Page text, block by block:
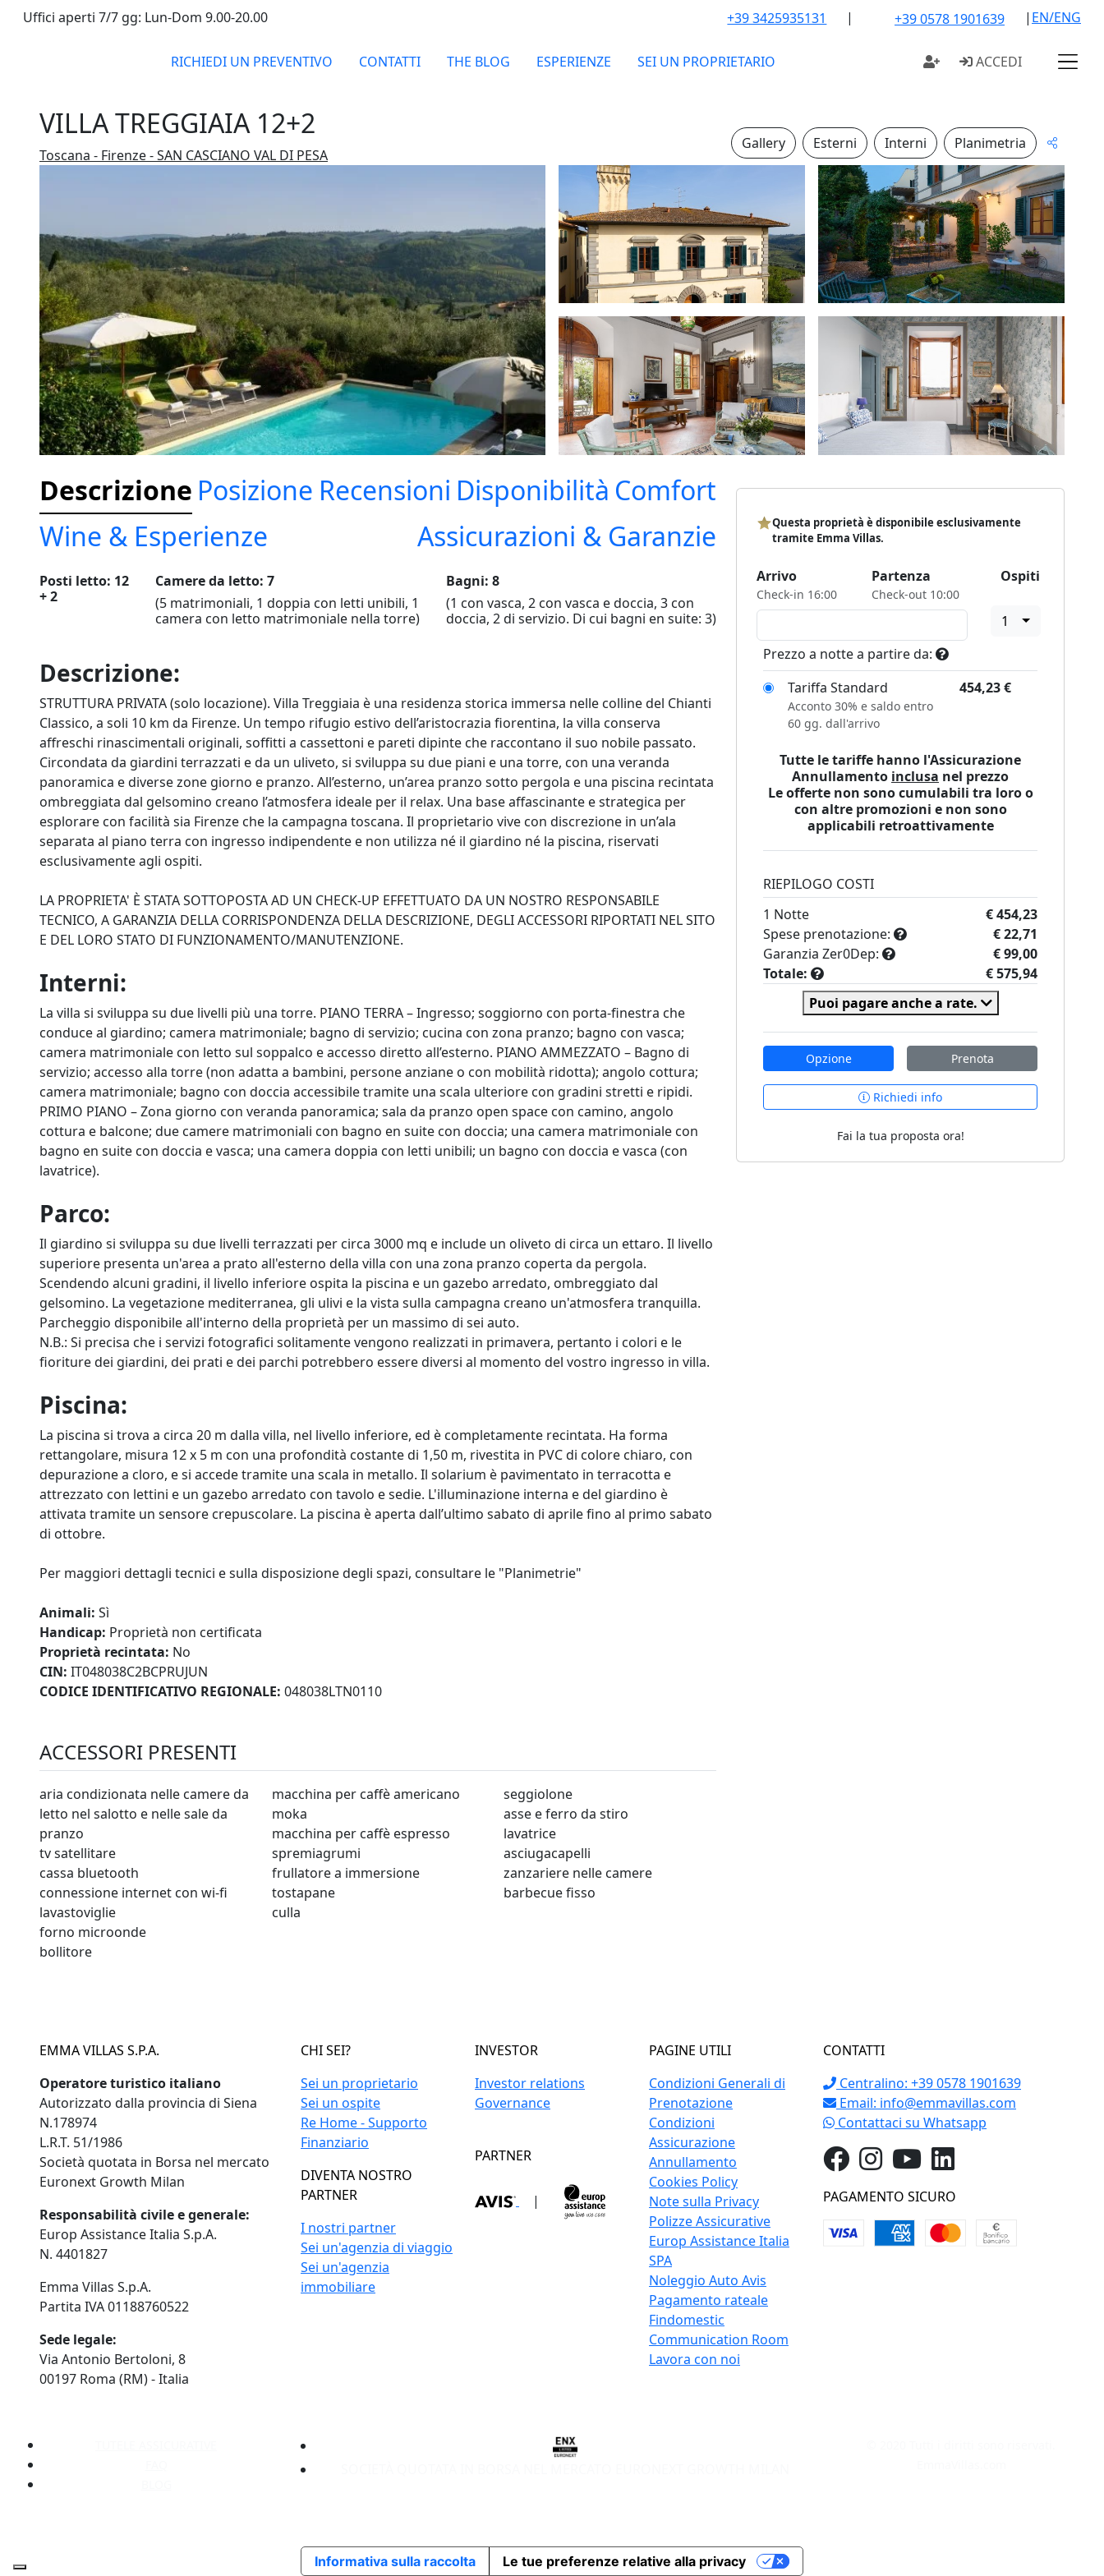
Uffici aperti 7/7 gg: Lun-Dom 9.00-20.00 +39 3425935131 | +39 0578 1901639 | EN/ENG
RICHIEDI UN PREVENTIVO CONTATTI THE BLOG ESPERIENZE SEI UN PROPRIETARIO ACCEDI
VILLA TREGGIAIA 12+2
Toscana - Firenze - SAN CASCIANO VAL DI PESA
Gallery Esterni Interni Planimetria
Descrizione Posizione Recensioni Disponibilità Comfort
Wine & Esperienze
Assicurazioni & Garanzie
Posti letto: 12
+ 2
Camere da letto: 7
(5 matrimoniali, 1 doppia con letti unibili, 1
camera con letto matrimoniale nella torre)
Bagni: 8
(1 con vasca, 2 con vasca e doccia, 3 con
doccia, 2 di servizio. Di cui bagni en suite: 3)
Descrizione:
STRUTTURA PRIVATA (solo locazione). Villa Treggiaia è una residenza storica immersa nelle colline del Chianti
Classico, a soli 10 km da Firenze. Un tempo rifugio estivo dell’aristocrazia fiorentina, la villa conserva
affreschi rinascimentali originali, soffitti a cassettoni e pareti dipinte che raccontano il suo nobile passato.
Circondata da giardini terrazzati e da un uliveto, si sviluppa su due piani e una torre, con una veranda
panoramica e diverse zone giorno e pranzo. All’esterno, un’area pranzo sotto pergola e una piscina recintata
ombreggiata dal gelsomino creano l’atmosfera ideale per il relax. Una base affascinante e strategica per
esplorare con facilità sia Firenze che la campagna toscana. Il proprietario vive con discrezione in un’ala
separata al piano terra con ingresso indipendente e non utilizza né il giardino né la piscina, riservati
esclusivamente agli ospiti.
LA PROPRIETA' È STATA SOTTOPOSTA AD UN CHECK-UP EFFETTUATO DA UN NOSTRO RESPONSABILE
TECNICO, A GARANZIA DELLA CORRISPONDENZA DELLA DESCRIZIONE, DEGLI ACCESSORI RIPORTATI NEL SITO
E DEL LORO STATO DI FUNZIONAMENTO/MANUTENZIONE.
Interni:
La villa si sviluppa su due livelli più una torre. PIANO TERRA – Ingresso; soggiorno con porta-finestra che
conduce al giardino; camera matrimoniale; bagno di servizio; cucina con zona pranzo; bagno con vasca;
camera matrimoniale con letto sul soppalco e accesso diretto all’esterno. PIANO AMMEZZATO – Bagno di
servizio; accesso alla torre (non adatta a bambini, persone anziane o con mobilità ridotta); angolo cottura;
camera matrimoniale; bagno con doccia accessibile tramite una scala ulteriore con gradini stretti e ripidi.
PRIMO PIANO – Zona giorno con veranda panoramica; sala da pranzo open space con camino, angolo
cottura e balcone; due camere matrimoniali con bagno en suite con doccia; una camera matrimoniale con
bagno en suite con doccia e vasca; una camera doppia con letti unibili; un bagno con doccia e vasca (con
lavatrice).
Parco:
Il giardino si sviluppa su due livelli terrazzati per circa 3000 mq e include un oliveto di circa un ettaro. Il livello
superiore presenta un'area a prato all'esterno della villa con una zona pranzo coperta da pergola.
Scendendo alcuni gradini, il livello inferiore ospita la piscina e un gazebo arredato, ombreggiato dal
gelsomino. La vegetazione mediterranea, gli ulivi e la vista sulla campagna creano un'atmosfera tranquilla.
Parcheggio disponibile all'interno della proprietà per un massimo di sei auto.
N.B.: Si precisa che i servizi fotografici solitamente vengono realizzati in primavera, pertanto i colori e le
fioriture dei giardini, dei prati e dei parchi potrebbero essere diversi al momento del vostro ingresso in villa.
Piscina:
La piscina si trova a circa 20 m dalla villa, nel livello inferiore, ed è completamente recintata. Ha forma
rettangolare, misura 12 x 5 m con una profondità costante di 1,50 m, rivestita in PVC di colore chiaro, con
depurazione a cloro, e si accede tramite una scala in metallo. Il solarium è pavimentato in terracotta e
attrezzato con lettini e un gazebo arredato con tavolo e sedie. L'illuminazione interna e del giardino è
attivata tramite un sensore crepuscolare. La piscina è aperta dall’ultimo sabato di aprile fino al primo sabato
di ottobre.
Per maggiori dettagli tecnici e sulla disposizione degli spazi, consultare le "Planimetrie"
Animali: Sì
Handicap: Proprietà non certificata
Proprietà recintata: No
CIN: IT048038C2BCPRUJUN
CODICE IDENTIFICATIVO REGIONALE: 048038LTN0110
ACCESSORI PRESENTI
aria condizionata nelle camere da
letto nel salotto e nelle sale da
pranzo
tv satellitare
cassa bluetooth
connessione internet con wi-fi
lavastoviglie
forno microonde
bollitore
macchina per caffè americano
moka
macchina per caffè espresso
spremiagrumi
frullatore a immersione
tostapane
culla
seggiolone
asse e ferro da stiro
lavatrice
asciugacapelli
zanzariere nelle camere
barbecue fisso
Questa proprietà è disponibile esclusivamente
tramite Emma Villas.
Arrivo
Check-in 16:00
Partenza
Check-out 10:00
Ospiti
1
Prezzo a notte a partire da:
Tariffa Standard
454,23€
Acconto 30% e saldo entro
60 gg. dall'arrivo
Tutte le tariffe hanno l'Assicurazione
Annullamento inclusa nel prezzo
Le offerte non sono cumulabili tra loro o
con altre promozioni e non sono
applicabili retroattivamente
RIEPILOGO COSTI
1 Notte
€ 454,23
Spese prenotazione:
€ 22,71
Garanzia Zer0Dep:
€ 99,00
Totale:
€ 575,94
Puoi pagare anche a rate.
Opzione Prenota
Richiedi info
Fai la tua proposta ora!
EMMA VILLAS S.P.A.
Operatore turistico italiano
Autorizzato dalla provincia di Siena
N.178974
L.R.T. 51/1986
Società quotata in Borsa nel mercato
Euronext Growth Milan
Responsabilità civile e generale:
Europ Assistance Italia S.p.A.
N. 4401827
Emma Villas S.p.A.
Partita IVA 01188760522
Sede legale:
Via Antonio Bertoloni, 8
00197 Roma (RM) - Italia
CHI SEI?
Sei un proprietario
Sei un ospite
Re Home - Supporto
Finanziario
DIVENTA NOSTRO
PARTNER
I nostri partner
Sei un'agenzia di viaggio
Sei un'agenzia
immobiliare
INVESTOR
Investor relations
Governance
PARTNER
|
PAGINE UTILI
Condizioni Generali di
Prenotazione
Condizioni
Assicurazione
Annullamento
Cookies Policy
Note sulla Privacy
Polizze Assicurative
Europ Assistance Italia
SPA
Noleggio Auto Avis
Pagamento rateale
Findomestic
Communication Room
Lavora con noi
CONTATTI
Centralino: +39 0578 1901639
Email: info@emmavillas.com
Contattaci su Whatsapp
PAGAMENTO SICURO
Informativa sulla raccolta Le tue preferenze relative alla privacy